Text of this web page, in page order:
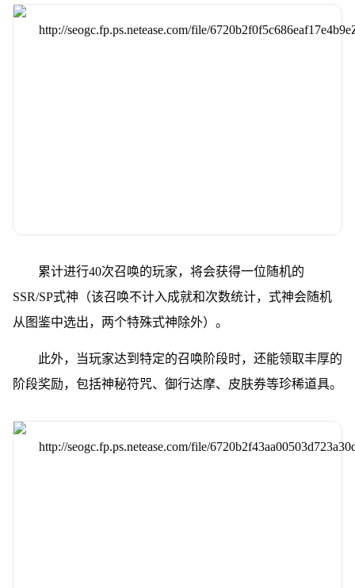
累计进行40次召唤的玩家，将会获得一位随机的
SSR/SP式神（该召唤不计入成就和次数统计，式神会随机
从图鉴中选出，两个特殊式神除外）。
此外，当玩家达到特定的召唤阶段时，还能领取丰厚的
阶段奖励，包括神秘符咒、御行达摩、皮肤券等珍稀道具。